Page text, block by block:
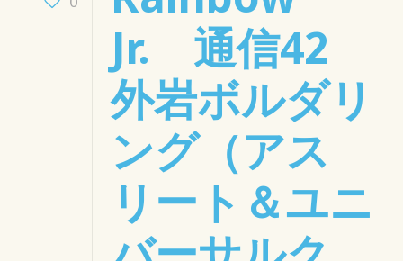
Jr. 通信42
外岩ボルダリ
ング（アス
リート＆ユニ